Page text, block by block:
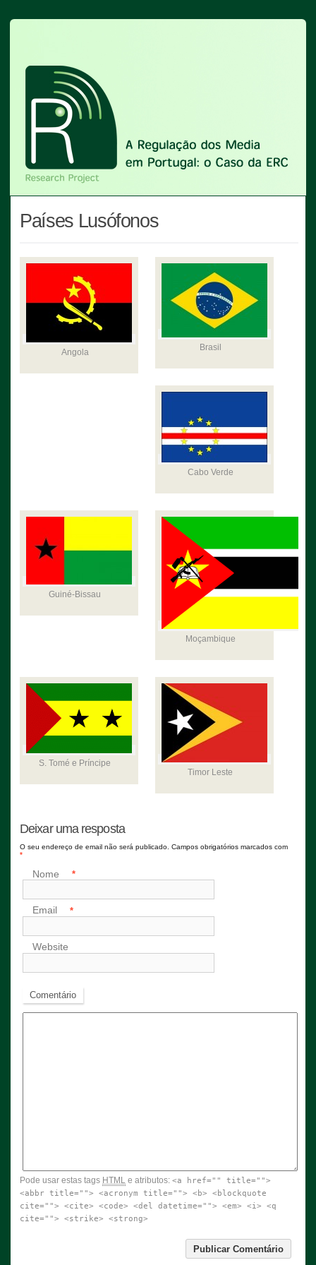
Países Lusófonos
Angola Brasil
Cabo Verde
Guiné-Bissau
Moçambique
S. Tomé e Príncipe
Timor Leste
Deixar uma resposta
O seu endereço de email não será publicado. Campos obrigatórios marcados com
*
Nome *
Email *
Website
Comentário
Pode usar estas tags HTML e atributos: <a href="" title="">
<abbr title=""> <acronym title=""> <b> <blockquote
cite=""> <cite> <code> <del datetime=""> <em> <i> <q
cite=""> <strike> <strong>